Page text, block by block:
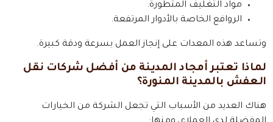
مواد التغليف المتطورة.
الروافع الخاصة بالأدوار المرتفعة.
وتساعد هذه المعدات على إنجاز العمل بسرعة ودقة كبيرة.
لماذا تعتبر أمجاد المدينة من أفضل شركات نقل
العفش بالمدينة المنورة؟
هناك العديد من الأسباب التي تجعل الشركة من الخيارات